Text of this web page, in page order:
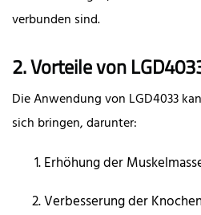
verbunden sind.
2. Vorteile von
Die Anwendung von LGD4033
sich bringen, darunter:
Erhöhung der
Verbesserung der